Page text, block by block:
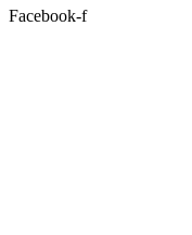
Facebook-f